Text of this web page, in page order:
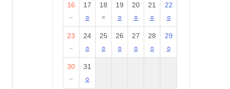
16
－
17
○
18
×
19
○
20
○
21
○
22
○
23
－
24
○
25
○
26
○
27
○
28
○
29
○
30
－
31
○